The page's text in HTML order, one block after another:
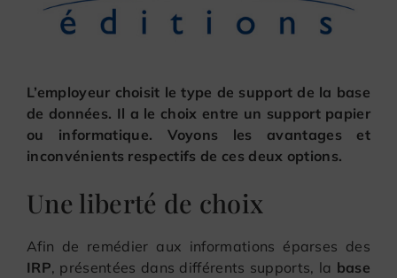
L’employeur choisit le type de support de la base
de données. Il a le choix entre un support papier
ou informatique. Voyons les avantages et
inconvénients respectifs de ces deux options.
Une liberté de choix
Afin de remédier aux informations éparses des
IRP, présentées dans différents supports, la base